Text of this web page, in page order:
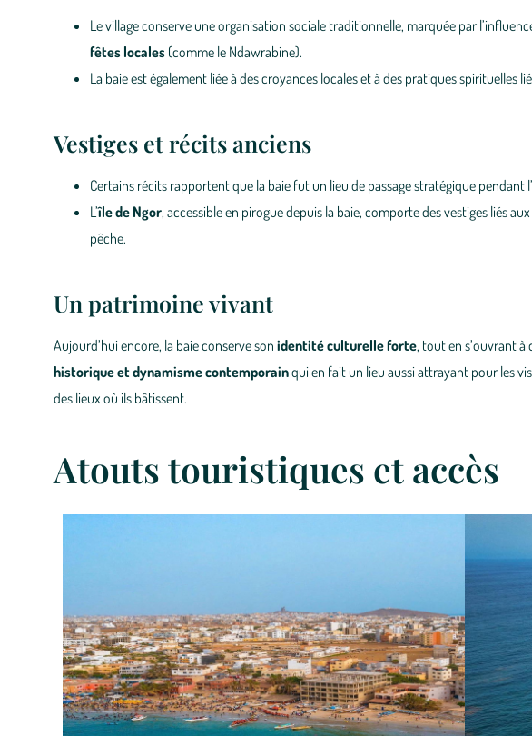
Le village conserve une organisation sociale traditionnelle, marquée par
fêtes locales(comme le Ndawrabine).
La baie est également liée à des croyances locales et à des pratiques spirituelles
Vestiges et récits anciens
Certains récits rapportent que la baie fut un lieu de passage stratégique pendant
L’île de Ngor, accessible en pirogue depuis la baie, comporte des vestiges liés
pêche.
Un patrimoine vivant
Aujourd’hui encore, la baie conserve son identité culturelle forte, tout en s’ouvrant à
historique et dynamisme contemporainqui en fait un lieu aussi attrayant pour les
des lieux où ils bâtissent.
Atouts touristiques et accès